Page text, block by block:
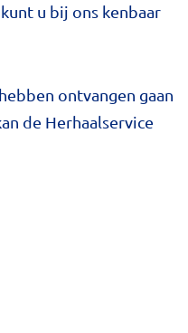
u bij ons kenbaar
ontvangen gaan
de Herhaalservice